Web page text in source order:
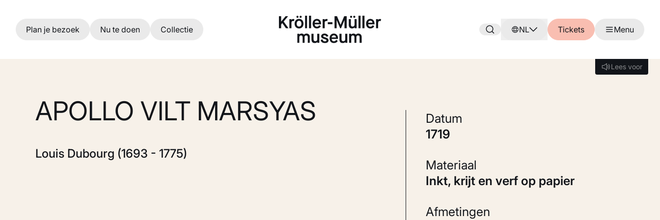
Ga naar hoofdinhoud
Plan je bezoek Nu te doen Collectie NL Tickets Menu
Lees voor
Lees voor
APOLLO VILT MARSYAS
Louis Dubourg (1693 - 1775)
Datum
1719
Materiaal
Inkt, krijt en verf op papier
Afmetingen